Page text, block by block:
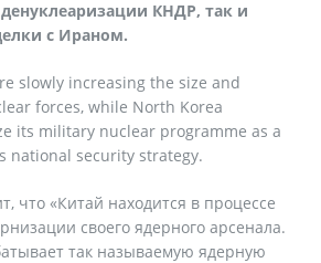
КНДР, так и
с Ираном.
slowly increasing the size and
forces, while North Korea
its military nuclear programme as a
national security strategy.
что «Китай находится в процессе
своего ядерного арсенала.
так называемую ядерную